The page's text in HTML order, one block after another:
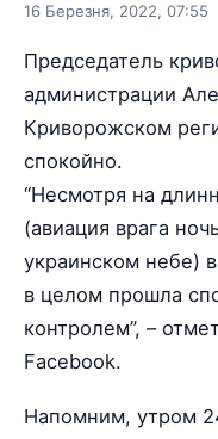
16 Березня, 2022, 07:55
Председатель
администрации
Криворожском
спокойно.
“Несмотря на
(авиация врага
украинском небе)
в целом прошла
контролем”, –
Facebook.
Напомним, утром